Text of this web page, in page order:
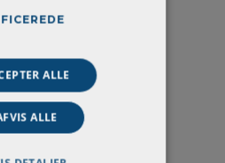
- 15.00
ALLE
ALLE